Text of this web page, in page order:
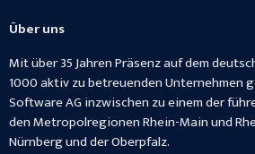
Über uns
Mit über 35 Jahren Präsenz auf dem
1000 aktiv zu betreuenden Unternehmen
Software AG inzwischen zu einem der
den Metropolregionen Rhein-Main und
Nürnberg und der Oberpfalz.